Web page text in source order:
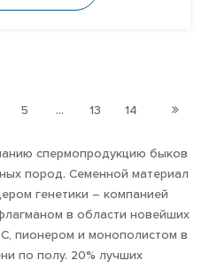
5 ... 13 14
спермопродукцию быков
пород. Семенной материал
генетики – компанией
в области новейших
пионером и монополистом в
по полу. 20% лучших